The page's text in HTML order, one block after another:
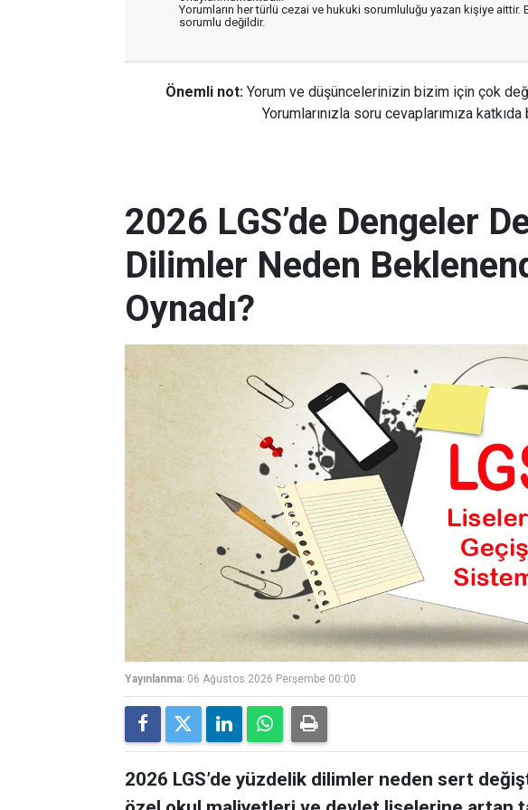
Yorumların her türlü cezai ve hukuki sorumluluğu yazan kişiye aittir.
sorumlu değildir.
Önemli not: Yorum ve düşüncelerinizin bizim için çok
Yorumlarınızla soru cevaplarımıza
2026 LGS’de Dengeler
Dilimler Neden
Oynadı?
Yayınlanma: 06 Ağustos 2026 Perşembe 00:00
2026 LGS’de yüzdelik dilimler neden sert